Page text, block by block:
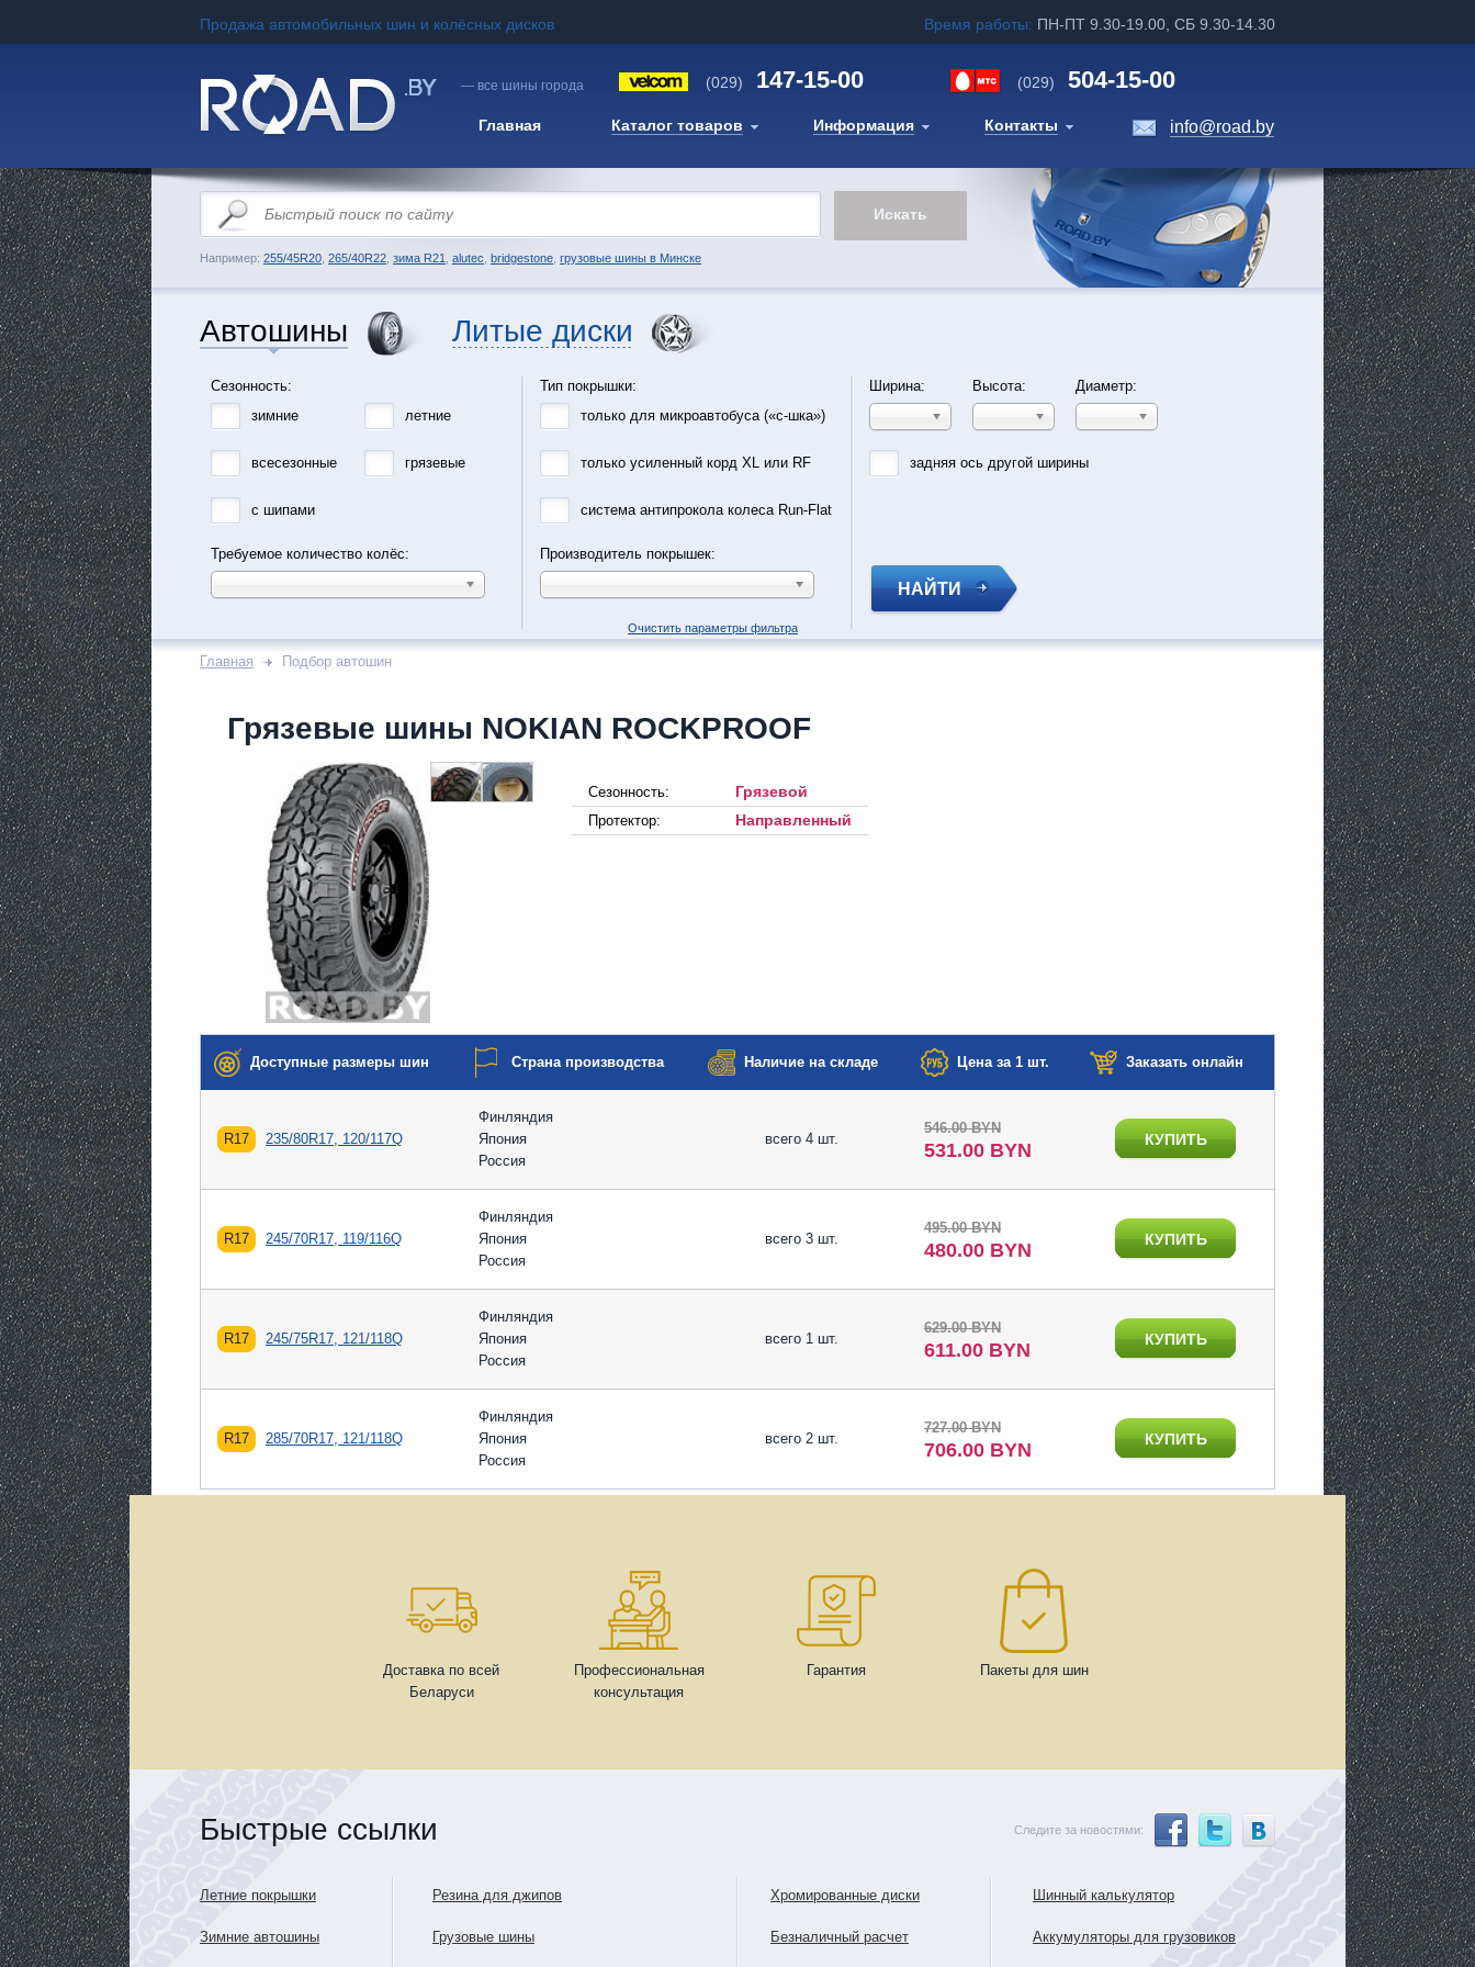
Продажа автомобильных шин и колёсных дисков Время работы: ПН-ПТ 9.30-19.00, СБ 9.30-14.30
— все шины города (029) 147-15-00 (029) 504-15-00
Главная Каталог товаров Информация Контакты info@road.by
Например: 255/45R20 265/40R22 зима R21 alutec bridgestone грузовые шины в Минске
Автошины Литые диски
Сезонность:
зимние
летние
всесезонные грязевые
с шипами
Требуемое количество колёс:
Тип покрышки:
только для микроавтобуса («с-шка»)
только усиленный корд XL или RF
система антипрокола колеса Run-Flat
Производитель покрышек:
Ширина: Высота: Диаметр:
задняя ось другой ширины
НАЙТИ
Очистить параметры фильтра
Главная Подбор автошин
Грязевые шины NOKIAN ROCKPROOF
Сезонность: Грязевой
Протектор: Направленный
Доступные размеры шин Страна производства Наличие на складе Цена за 1 шт. Заказать онлайн
R17 235/80R17, 120/117Q
Финляндия
Япония
Россия
всего 4 шт.
546.00 BYN
531.00 BYN КУПИТЬ
R17 245/70R17, 119/116Q
Финляндия
Япония
Россия
всего 3 шт.
495.00 BYN
480.00 BYN КУПИТЬ
R17 245/75R17, 121/118Q
Финляндия
Япония
Россия
всего 1 шт.
629.00 BYN
611.00 BYN КУПИТЬ
R17 285/70R17, 121/118Q
Финляндия
Япония
Россия
всего 2 шт.
727.00 BYN
706.00 BYN КУПИТЬ
Доставка по всей
Беларуси
Профессиональная
консультация
Гарантия Пакеты для шин
Быстрые ссылки Следите за новостями:
Летние покрышки
Зимние автошины
Резина для джипов
Грузовые шины
Хромированные диски
Безналичный расчет
Шинный калькулятор
Аккумуляторы для грузовиков